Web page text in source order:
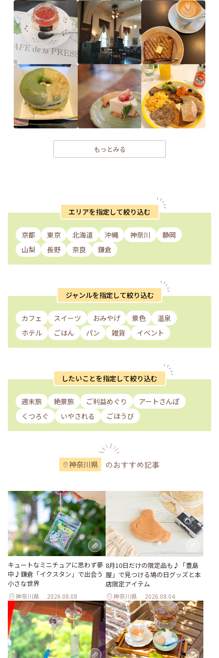
もっとみる
エリアを指定して絞り込む
京都 東京 北海道 沖縄 神奈川
静岡
山梨
長野 奈良 鎌倉
ジャンルを指定して絞り込む
カフェ スイーツ おみやげ 景色
温泉
ホテル
ごはん パン 雑貨 イベント
したいことを指定して絞り込む
週末旅 絶景旅 ご利益めぐり
アートさんぽ
くつろぐ
いやされる ごほうび
神奈川県 のおすすめ記事
キュートなミニチュアに思わず夢
中♪鎌倉「イクスタン」で出会う
小さな世界
神奈川県 2026.08.08
8月10日だけの限定品も♪「豊島
屋」で見つける鳩の日グッズと本
店限定アイテム
神奈川県 2026.08.04